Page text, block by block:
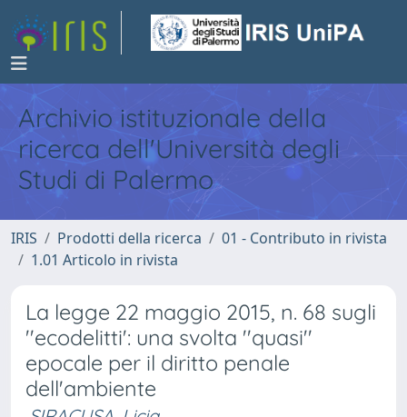
Archivio istituzionale della
ricerca dell'Università degli
Studi di Palermo
IRIS Prodotti della ricerca
01 - Contributo in rivista
1.01 Articolo in rivista
La legge 22 maggio 2015, n. 68 sugli
''ecodelitti': una svolta ''quasi''
epocale per il diritto penale
dell'ambiente